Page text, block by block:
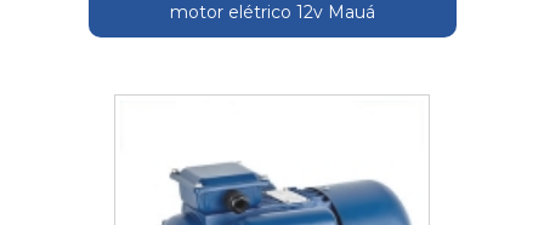
motor elétrico 12v Mauá